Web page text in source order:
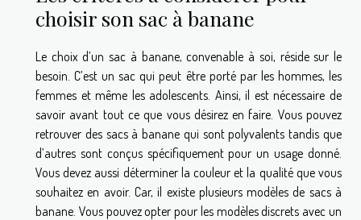
choisir son sac à banane
Le choix d’un sac à banane, convenable à soi, réside sur le
besoin. C’est un sac qui peut être porté par les hommes, les
femmes et même les adolescents. Ainsi, il est nécessaire de
savoir avant tout ce que vous désirez en faire. Vous pouvez
retrouver des sacs à banane qui sont polyvalents tandis que
d’autres sont conçus spécifiquement pour un usage donné.
Vous devez aussi déterminer la couleur et la qualité que vous
souhaitez en avoir. Car, il existe plusieurs modèles de sacs à
banane. Vous pouvez opter pour les modèles discrets avec un